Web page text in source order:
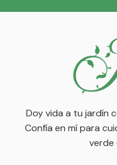
Doy vida a tu jardín
Confía en mí para
verde